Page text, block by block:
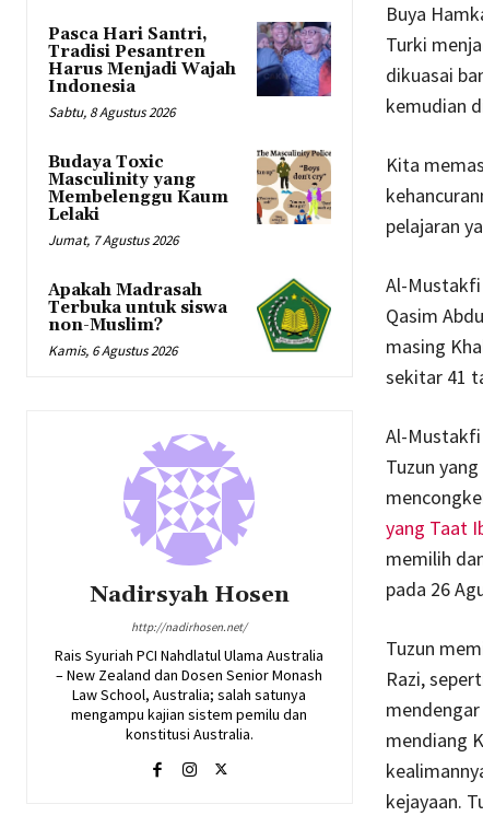
Pasca Hari Santri,
Tradisi Pesantren
Harus Menjadi Wajah
Indonesia
Sabtu, 8 Agustus 2026
Budaya Toxic
Masculinity yang
Membelenggu Kaum
Lelaki
Jumat, 7 Agustus 2026
Apakah Madrasah
Terbuka untuk siswa
non-Muslim?
Kamis, 6 Agustus 2026
Nadirsyah Hosen
http://nadirhosen.net/
Rais Syuriah PCI Nahdlatul Ulama Australia
– New Zealand dan Dosen Senior Monash
Law School, Australia; salah satunya
mengampu kajian sistem pemilu dan
konstitusi Australia.
Buya
Turki
dikuasai
kemudian
Kita
pelajaran
Al-Mustakfi
Qasim
masing
sekitar 41
Al-
Tuzun
yang Taat
memilih
pada 26
Tuzun
Razi,
mendiang
kejayaan.